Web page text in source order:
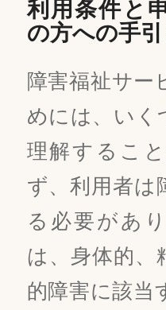
利用条件と
の方への手引
障害福祉サー
めには、いく
理解するこ
ず、利用者は
る必要があ
は、身体的、
的障害に該当